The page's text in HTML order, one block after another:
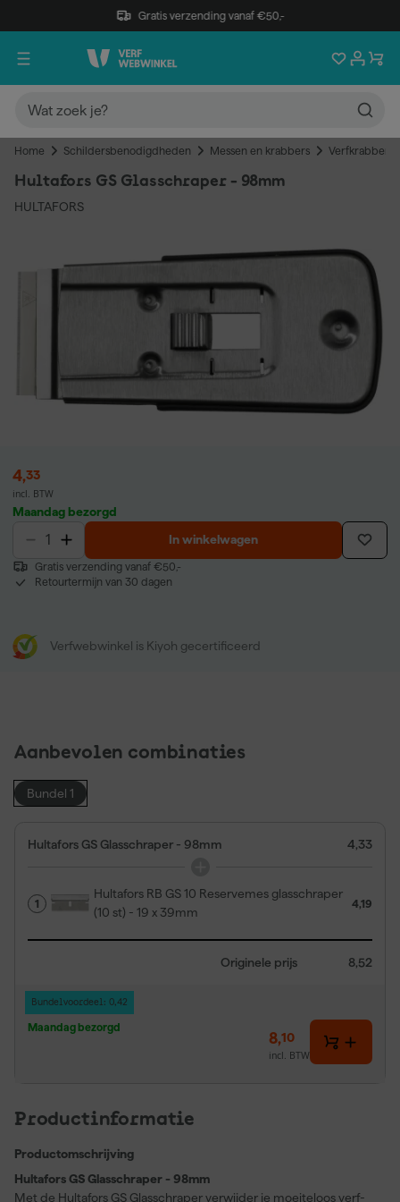
Gratis verzending vanaf €50,-
Home Schildersbenodigdheden Messen en krabbers Verfkrabbers
Hultafors GS Glasschraper - 98mm
HULTAFORS
4,33
incl. BTW
Maandag bezorgd
In winkelwagen
Gratis verzending vanaf €50,-
Retourtermijn van 30 dagen
Verfwebwinkel is Kiyoh gecertificeerd
Aanbevolen combinaties
Bundel 1
Hultafors GS Glasschraper - 98mm 4,33
1
Hultafors RB GS 10 Reservemes glasschraper
(10 st) - 19 x 39mm
4,19
Originele prijs 8,52
Bundelvoordeel: 0,42
Maandag bezorgd
8,10
incl. BTW
Productinformatie
Productomschrijving
Hultafors GS Glasschraper - 98mm
Met de Hultafors GS Glasschraper verwijder je moeiteloos verf-